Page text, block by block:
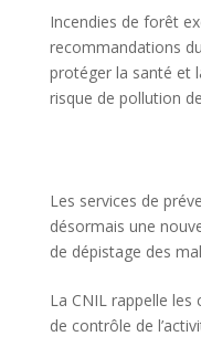
Incendies de forêt
recommandations
protéger la santé et
risque de pollution de
Les services de
désormais une
de dépistage des
La CNIL rappelle les
de contrôle de